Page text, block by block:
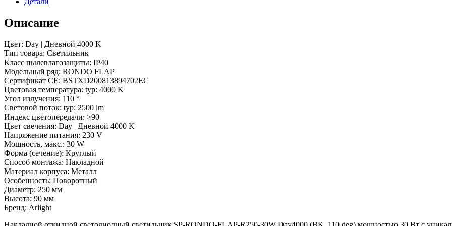
Металл,
3
Описание
Цвет: Day | Дневной 4000 K
Тип товара: Светильник
Класс пылевлагозащиты: IP40
Модельный ряд: RONDO FLAP
Сертификат CE: BSTXD200813894702EC
Цветовая температура: typ: 4000 K
Угол излучения: 110 °
Световой поток: typ: 2500 lm
Индекс цветопередачи: >90
Цвет свечения: Day | Дневной 4000 K
Напряжение питания: 230 V
Мощность, макс.: 30 W
Форма (сечение): Круглый
Способ монтажа: Накладной
Материал корпуса: Металл
Особенность: Поворотный
Диаметр: 250 мм
Высота: 90 мм
Бренд: Arlight